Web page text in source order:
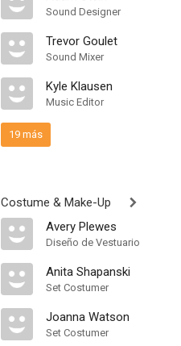
Sound Designer
Trevor Goulet
Sound Mixer
Kyle Klausen
Music Editor
19 más
Costume & Make-Up
Avery Plewes
Diseño de Vestuario
Anita Shapanski
Set Costumer
Joanna Watson
Set Costumer